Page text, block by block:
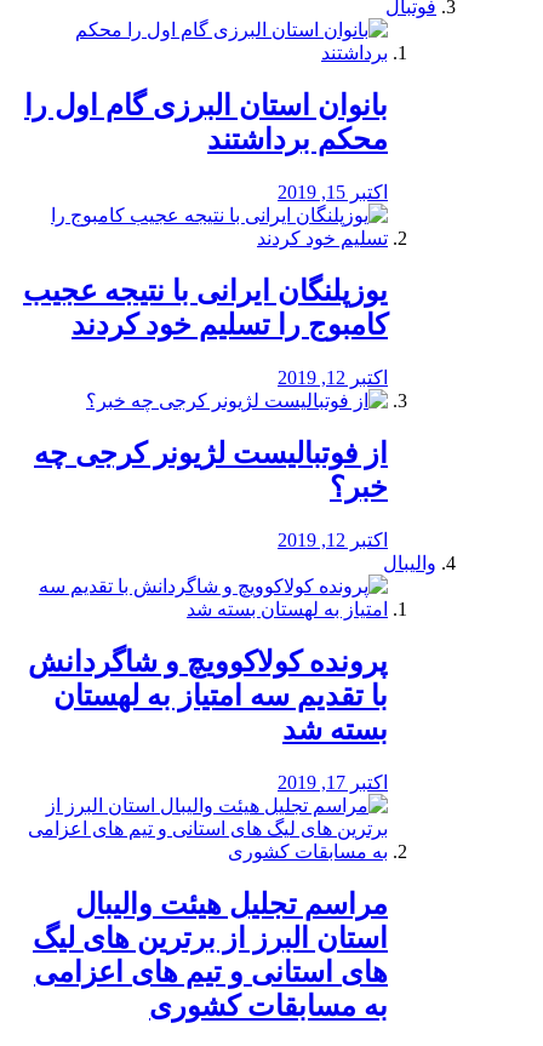
فوتبال
بانوان استان البرزی گام اول را
محكم برداشتند
اکتبر 15, 2019
یوزپلنگان ایرانی با نتیجه عجیب
کامبوج را تسلیم خود کردند
اکتبر 12, 2019
از فوتبالیست لژیونر کرجی چه
خبر؟
اکتبر 12, 2019
والیبال
پرونده کولاکوویچ و شاگردانش
با تقدیم سه امتیاز به لهستان
بسته شد
اکتبر 17, 2019
مراسم تجلیل هیئت والیبال
استان البرز از برترین های لیگ
های استانی و تیم های اعزامی
به مسابقات کشوری